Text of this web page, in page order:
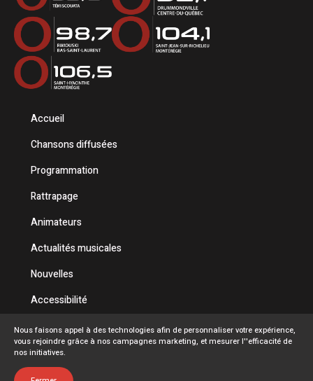
Accueil
Chansons diffusées
Programmation
Rattrapage
Animateurs
Actualités musicales
Nouvelles
Accessibilité
Politique de confidentialité
Conditions d'utilisation
FAQ
Nous faisons appel à des technologies afin de personnaliser votre expérience,
vous rejoindre grâce à nos campagnes marketing, et mesurer l''efficacité de
nos initiatives.